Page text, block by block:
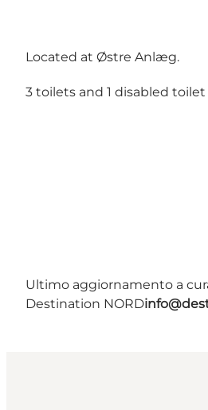
Located at Østre Anlæg.
3 toilets and 1 disabled toilet
Ultimo aggiornamento a
Destination NORD